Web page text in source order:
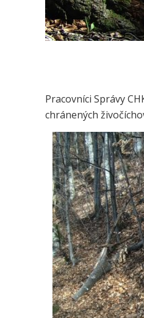
Pracovníci Správy
chránených